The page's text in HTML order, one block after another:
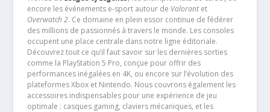
encore les événements e-sport autour de Valorantet
Overwatch 2. Ce domaine en plein essor continue de fédérer
des millions de passionnés à travers le monde. Les consoles
occupent une place centrale dans notre ligne éditoriale.
Découvrez tout ce qu’il faut savoir sur les dernières sorties
comme la PlayStation 5 Pro, conçue pour offrir des
performances inégalées en 4K, ou encore sur l’évolution des
plateformes Xbox et Nintendo. Nous couvrons également les
accessoires indispensables pour une expérience de jeu
optimale : casques gaming, claviers mécaniques, et les